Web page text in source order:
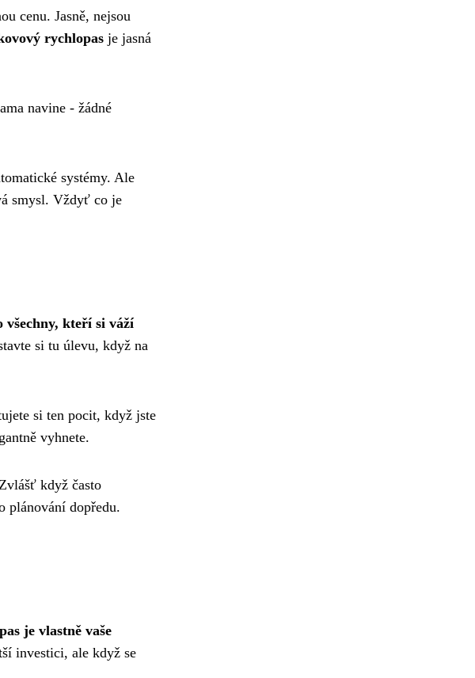
cenu. Jasně, nejsou
rychlopas je jasná
navine - žádné
systémy. Ale
smysl. Vždyť co je
všechny, kteří si váží
si tu úlevu, když na
si ten pocit, když jste
vyhnete.
když často
plánování dopředu.
je vlastně vaše
investici, ale když se